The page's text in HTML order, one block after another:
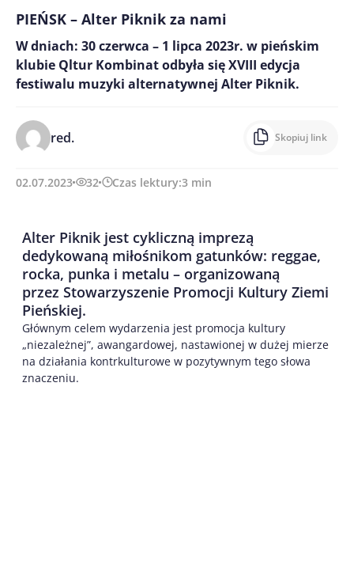
PIEŃSK – Alter Piknik za nami
W dniach: 30 czerwca – 1 lipca 2023r. w pieńskim
klubie Qltur Kombinat odbyła się XVIII edycja
festiwalu muzyki alternatywnej Alter Piknik.
red. Skopiuj link
02.07.2023 32 Czas lektury:3 min
Alter Piknik jest cykliczną imprezą
dedykowaną miłośnikom gatunków: reggae,
rocka, punka i metalu – organizowaną
przez Stowarzyszenie Promocji Kultury Ziemi
Pieńskiej.
Głównym celem wydarzenia jest promocja kultury
„niezależnej”, awangardowej, nastawionej w dużej mierze
na działania kontrkulturowe w pozytywnym tego słowa
znaczeniu.